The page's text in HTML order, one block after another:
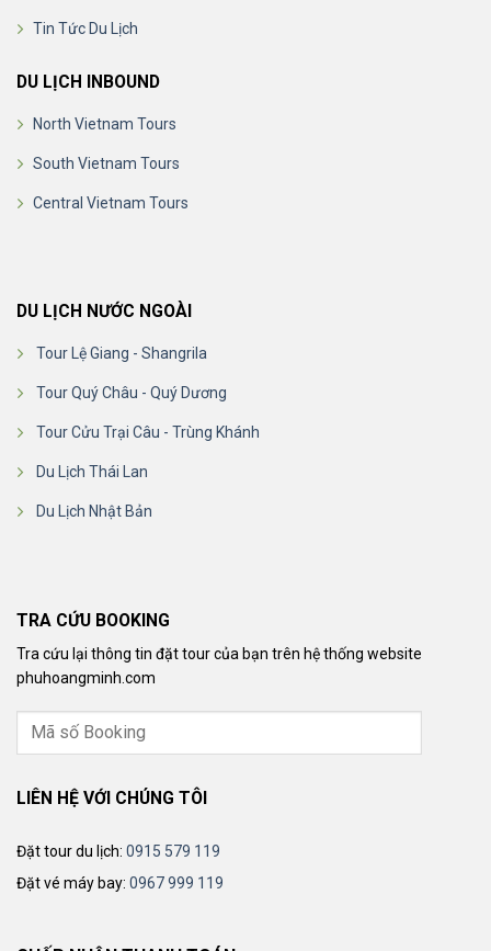
Tin Tức Du Lịch
DU LỊCH INBOUND
North Vietnam Tours
South Vietnam Tours
Central Vietnam Tours
DU LỊCH NƯỚC NGOÀI
Tour Lệ Giang - Shangrila
Tour Quý Châu - Quý Dương
Tour Cửu Trại Câu - Trùng Khánh
Du Lịch Thái Lan
Du Lịch Nhật Bản
TRA CỨU BOOKING
Tra cứu lại thông tin đặt tour của bạn trên hệ thống website
phuhoangminh.com
LIÊN HỆ VỚI CHÚNG TÔI
Đặt tour du lịch: 0915 579 119
Đặt vé máy bay: 0967 999 119